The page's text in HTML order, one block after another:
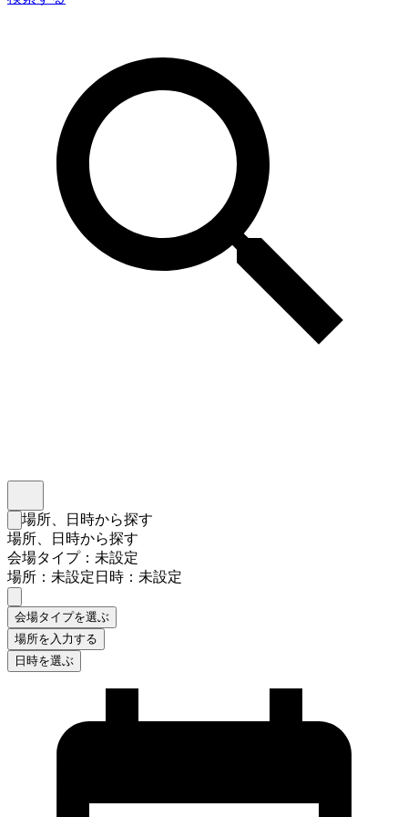
検索フォームを閉じる
場所、日時から探す
場所、日時から探す
会場タイプ：未設定
場所：未設定日時：未設定
会場タイプを選ぶ
場所を入力する
日時を選ぶ